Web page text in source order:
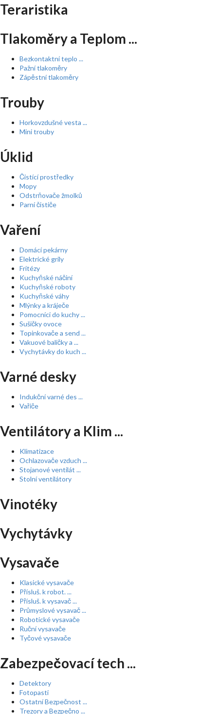
Teraristika
Tlakoměry a Teplom ...
Bezkontaktní teplo ...
Pažní tlakoměry
Zápěstní tlakoměry
Trouby
Horkovzdušné vesta ...
Mini trouby
Úklid
Čistící prostředky
Mopy
Odstrňovače žmolků
Parní čističe
Vaření
Domácí pekárny
Elektrické grily
Fritézy
Kuchyňské náčiní
Kuchyňské roboty
Kuchyňské váhy
Mlýnky a kráječe
Pomocníci do kuchy ...
Sušičky ovoce
Topinkovače a send ...
Vakuové baličky a ...
Vychytávky do kuch ...
Varné desky
Indukční varné des ...
Vařiče
Ventilátory a Klim ...
Klimatizace
Ochlazovače vzduch ...
Stojanové ventilát ...
Stolní ventilátory
Vinotéky
Vychytávky
Vysavače
Klasické vysavače
Přísluš. k robot. ...
Přísluš. k vysavač ...
Průmyslové vysavač ...
Robotické vysavače
Ruční vysavače
Tyčové vysavače
Zabezpečovací tech ...
Detektory
Fotopasti
Ostatní Bezpečnost ...
Trezory a Bezpečno ...